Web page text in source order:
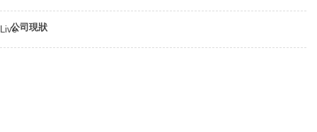
公司現狀
Live